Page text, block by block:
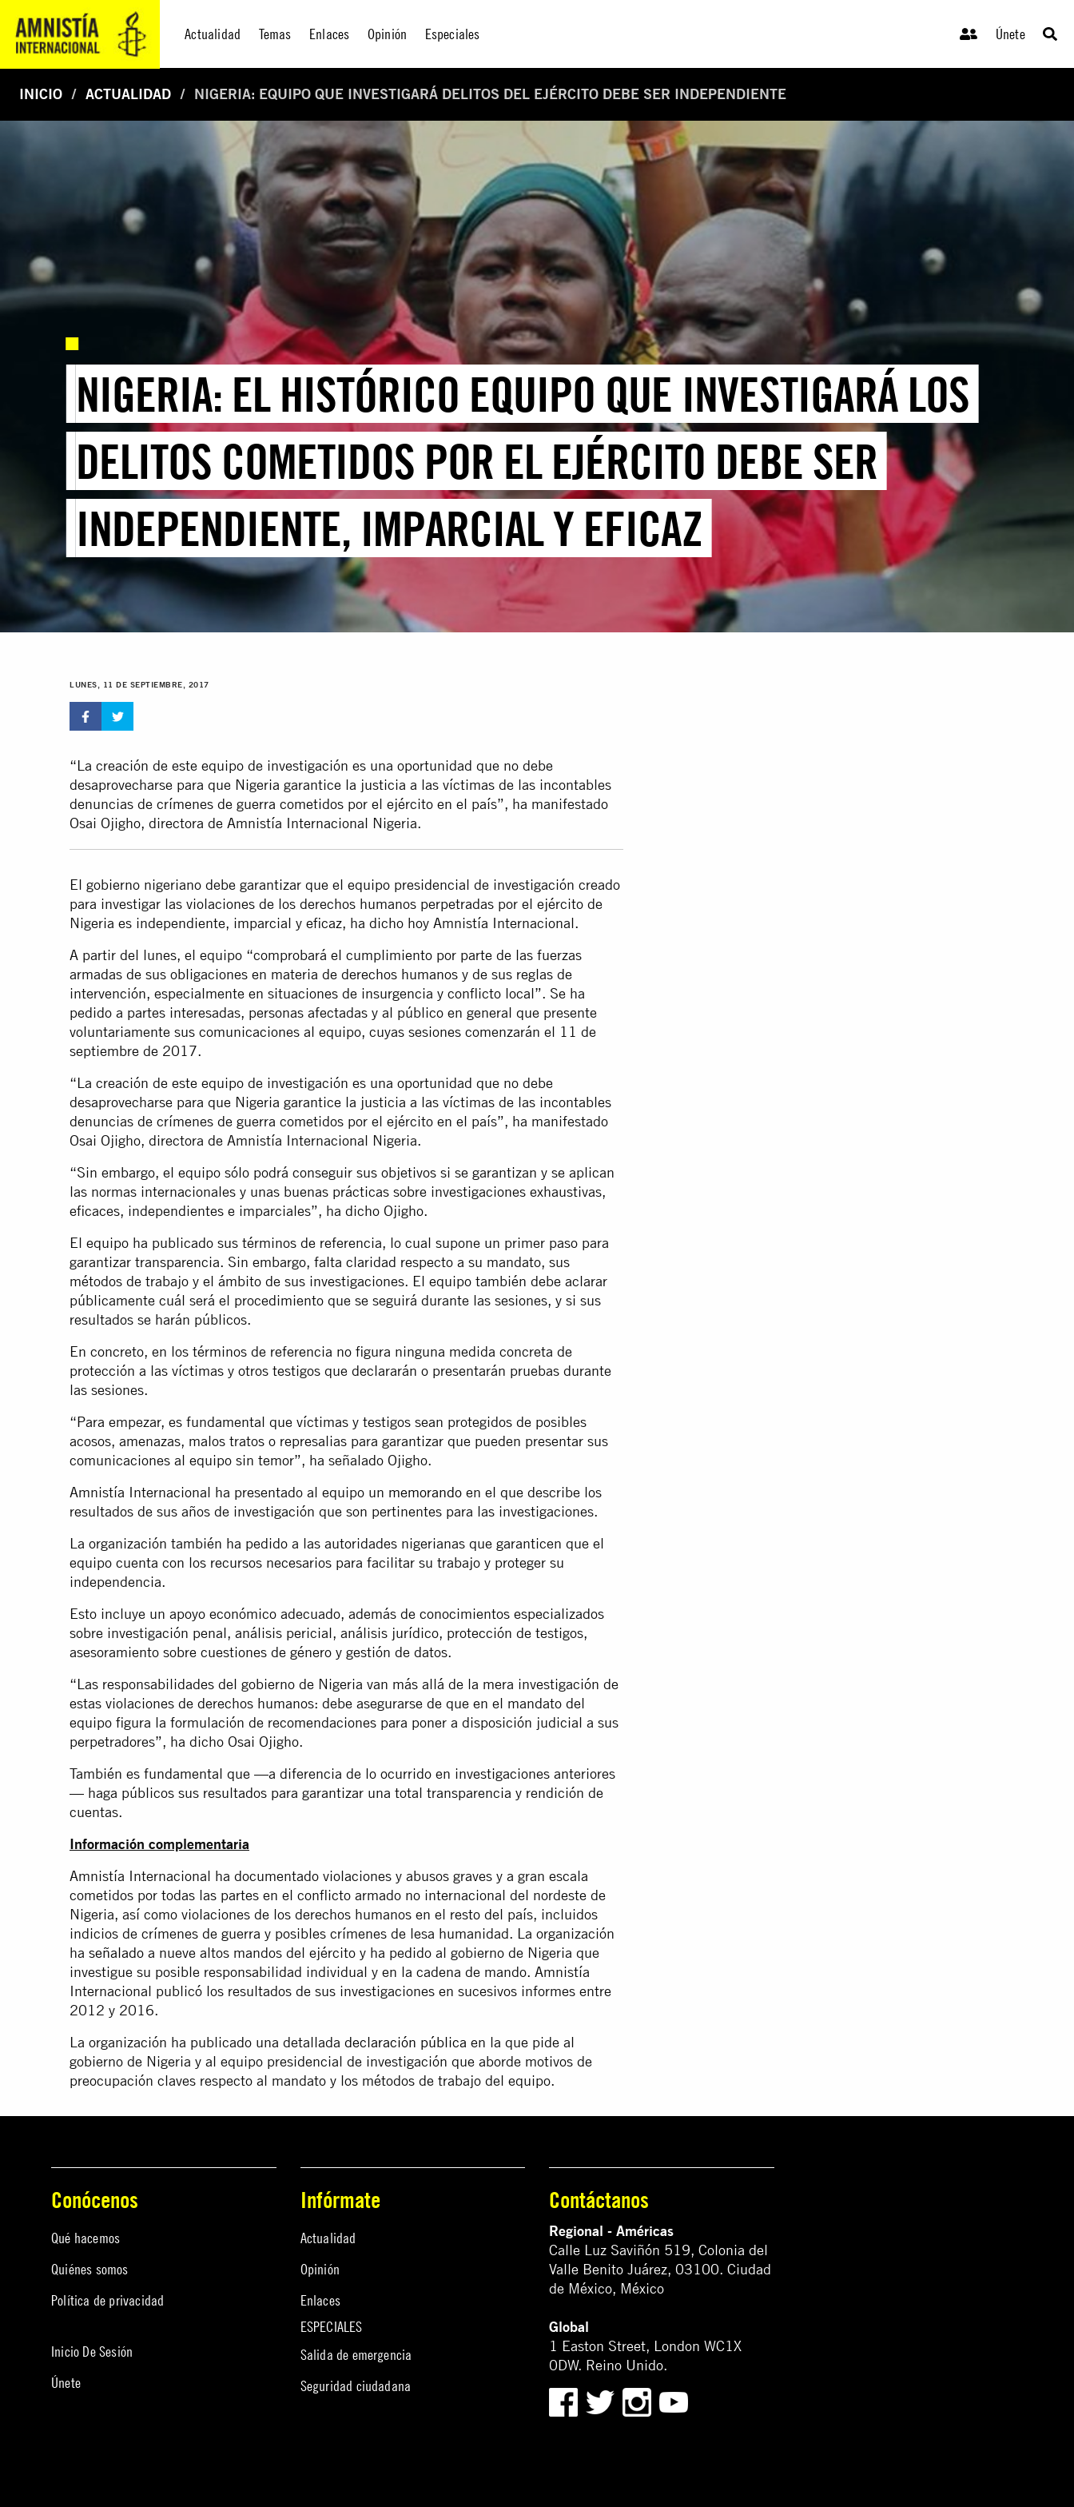
Actualidad Temas Enlaces Opinión Especiales Únete
INICIO ACTUALIDAD NIGERIA: EQUIPO QUE INVESTIGARÁ DELITOS DEL EJÉRCITO DEBE SER INDEPENDIENTE
NIGERIA: EL HISTÓRICO EQUIPO QUE INVESTIGARÁ LOS
DELITOS COMETIDOS POR EL EJÉRCITO DEBE SER
INDEPENDIENTE, IMPARCIAL Y EFICAZ
LUNES, 11 DE SEPTIEMBRE, 2017
“La creación de este equipo de investigación es una oportunidad que no debe
desaprovecharse para que Nigeria garantice la justicia a las víctimas de las incontables
denuncias de crímenes de guerra cometidos por el ejército en el país”, ha manifestado
Osai Ojigho, directora de Amnistía Internacional Nigeria.
El gobierno nigeriano debe garantizar que el equipo presidencial de investigación creado
para investigar las violaciones de los derechos humanos perpetradas por el ejército de
Nigeria es independiente, imparcial y eficaz, ha dicho hoy Amnistía Internacional.
A partir del lunes, el equipo “comprobará el cumplimiento por parte de las fuerzas
armadas de sus obligaciones en materia de derechos humanos y de sus reglas de
intervención, especialmente en situaciones de insurgencia y conflicto local”. Se ha
pedido a partes interesadas, personas afectadas y al público en general que presente
voluntariamente sus comunicaciones al equipo, cuyas sesiones comenzarán el 11 de
septiembre de 2017.
“La creación de este equipo de investigación es una oportunidad que no debe
desaprovecharse para que Nigeria garantice la justicia a las víctimas de las incontables
denuncias de crímenes de guerra cometidos por el ejército en el país”, ha manifestado
Osai Ojigho, directora de Amnistía Internacional Nigeria.
“Sin embargo, el equipo sólo podrá conseguir sus objetivos si se garantizan y se aplican
las normas internacionales y unas buenas prácticas sobre investigaciones exhaustivas,
eficaces, independientes e imparciales”, ha dicho Ojigho.
El equipo ha publicado sus términos de referencia, lo cual supone un primer paso para
garantizar transparencia. Sin embargo, falta claridad respecto a su mandato, sus
métodos de trabajo y el ámbito de sus investigaciones. El equipo también debe aclarar
públicamente cuál será el procedimiento que se seguirá durante las sesiones, y si sus
resultados se harán públicos.
En concreto, en los términos de referencia no figura ninguna medida concreta de
protección a las víctimas y otros testigos que declararán o presentarán pruebas durante
las sesiones.
“Para empezar, es fundamental que víctimas y testigos sean protegidos de posibles
acosos, amenazas, malos tratos o represalias para garantizar que pueden presentar sus
comunicaciones al equipo sin temor”, ha señalado Ojigho.
Amnistía Internacional ha presentado al equipo un memorando en el que describe los
resultados de sus años de investigación que son pertinentes para las investigaciones.
La organización también ha pedido a las autoridades nigerianas que garanticen que el
equipo cuenta con los recursos necesarios para facilitar su trabajo y proteger su
independencia.
Esto incluye un apoyo económico adecuado, además de conocimientos especializados
sobre investigación penal, análisis pericial, análisis jurídico, protección de testigos,
asesoramiento sobre cuestiones de género y gestión de datos.
“Las responsabilidades del gobierno de Nigeria van más allá de la mera investigación de
estas violaciones de derechos humanos: debe asegurarse de que en el mandato del
equipo figura la formulación de recomendaciones para poner a disposición judicial a sus
perpetradores”, ha dicho Osai Ojigho.
También es fundamental que —a diferencia de lo ocurrido en investigaciones anteriores
— haga públicos sus resultados para garantizar una total transparencia y rendición de
cuentas.
Información complementaria
Amnistía Internacional ha documentado violaciones y abusos graves y a gran escala
cometidos por todas las partes en el conflicto armado no internacional del nordeste de
Nigeria, así como violaciones de los derechos humanos en el resto del país, incluidos
indicios de crímenes de guerra y posibles crímenes de lesa humanidad. La organización
ha señalado a nueve altos mandos del ejército y ha pedido al gobierno de Nigeria que
investigue su posible responsabilidad individual y en la cadena de mando. Amnistía
Internacional publicó los resultados de sus investigaciones en sucesivos informes entre
2012 y 2016.
La organización ha publicado una detallada declaración pública en la que pide al
gobierno de Nigeria y al equipo presidencial de investigación que aborde motivos de
preocupación claves respecto al mandato y los métodos de trabajo del equipo.
Conócenos
Qué hacemos
Quiénes somos
Política de privacidad
Inicio De Sesión
Únete
Infórmate
Actualidad
Opinión
Enlaces
ESPECIALES
Salida de emergencia
Seguridad ciudadana
Contáctanos
Regional - Américas
Calle Luz Saviñón 519, Colonia del
Valle Benito Juárez, 03100. Ciudad
de México, México
Global
1 Easton Street, London WC1X
0DW. Reino Unido.